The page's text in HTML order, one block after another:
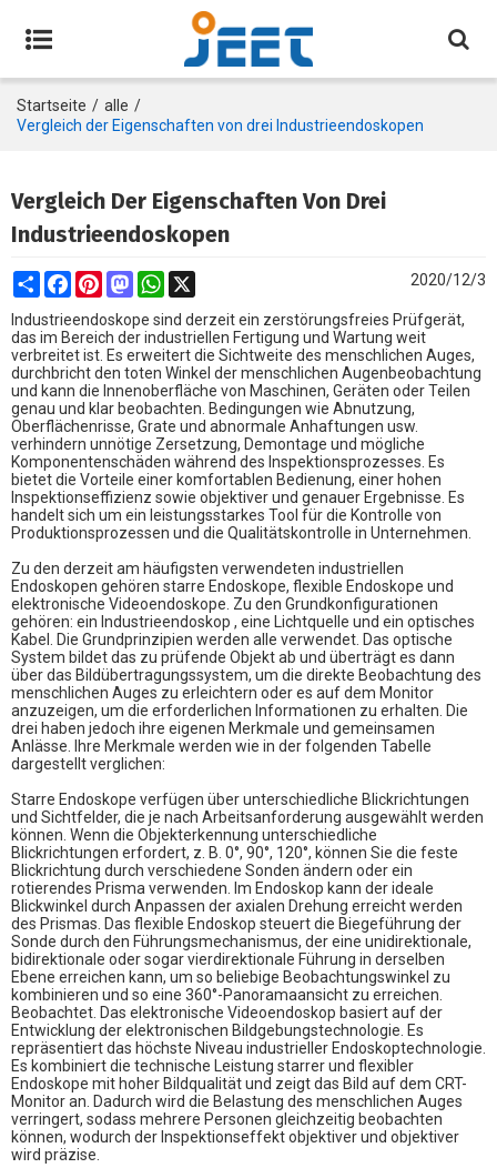
Startseite / alle /
Vergleich der Eigenschaften von drei Industrieendoskopen
Vergleich Der Eigenschaften Von Drei
Industrieendoskopen
ShareFacebookPinterestMastodonWhatsApp 2020/12/3
Industrieendoskope sind derzeit ein zerstörungsfreies Prüfgerät,
das im Bereich der industriellen Fertigung und Wartung weit
verbreitet ist. Es erweitert die Sichtweite des menschlichen Auges,
durchbricht den toten Winkel der menschlichen Augenbeobachtung
und kann die Innenoberfläche von Maschinen, Geräten oder Teilen
genau und klar beobachten. Bedingungen wie Abnutzung,
Oberflächenrisse, Grate und abnormale Anhaftungen usw.
verhindern unnötige Zersetzung, Demontage und mögliche
Komponentenschäden während des Inspektionsprozesses. Es
bietet die Vorteile einer komfortablen Bedienung, einer hohen
Inspektionseffizienz sowie objektiver und genauer Ergebnisse. Es
handelt sich um ein leistungsstarkes Tool für die Kontrolle von
Produktionsprozessen und die Qualitätskontrolle in Unternehmen.
Zu den derzeit am häufigsten verwendeten industriellen
Endoskopen gehören starre Endoskope, flexible Endoskope und
elektronische Videoendoskope. Zu den Grundkonfigurationen
gehören: ein Industrieendoskop , eine Lichtquelle und ein optisches
Kabel. Die Grundprinzipien werden alle verwendet. Das optische
System bildet das zu prüfende Objekt ab und überträgt es dann
über das Bildübertragungssystem, um die direkte Beobachtung des
menschlichen Auges zu erleichtern oder es auf dem Monitor
anzuzeigen, um die erforderlichen Informationen zu erhalten. Die
drei haben jedoch ihre eigenen Merkmale und gemeinsamen
Anlässe. Ihre Merkmale werden wie in der folgenden Tabelle
dargestellt verglichen:
Starre Endoskope verfügen über unterschiedliche Blickrichtungen
und Sichtfelder, die je nach Arbeitsanforderung ausgewählt werden
können. Wenn die Objekterkennung unterschiedliche
Blickrichtungen erfordert, z. B. 0°, 90°, 120°, können Sie die feste
Blickrichtung durch verschiedene Sonden ändern oder ein
rotierendes Prisma verwenden. Im Endoskop kann der ideale
Blickwinkel durch Anpassen der axialen Drehung erreicht werden
des Prismas. Das flexible Endoskop steuert die Biegeführung der
Sonde durch den Führungsmechanismus, der eine unidirektionale,
bidirektionale oder sogar vierdirektionale Führung in derselben
Ebene erreichen kann, um so beliebige Beobachtungswinkel zu
kombinieren und so eine 360°-Panoramaansicht zu erreichen.
Beobachtet. Das elektronische Videoendoskop basiert auf der
Entwicklung der elektronischen Bildgebungstechnologie. Es
repräsentiert das höchste Niveau industrieller Endoskoptechnologie.
Es kombiniert die technische Leistung starrer und flexibler
Endoskope mit hoher Bildqualität und zeigt das Bild auf dem CRT-
Monitor an. Dadurch wird die Belastung des menschlichen Auges
verringert, sodass mehrere Personen gleichzeitig beobachten
können, wodurch der Inspektionseffekt objektiver und objektiver
wird präzise.